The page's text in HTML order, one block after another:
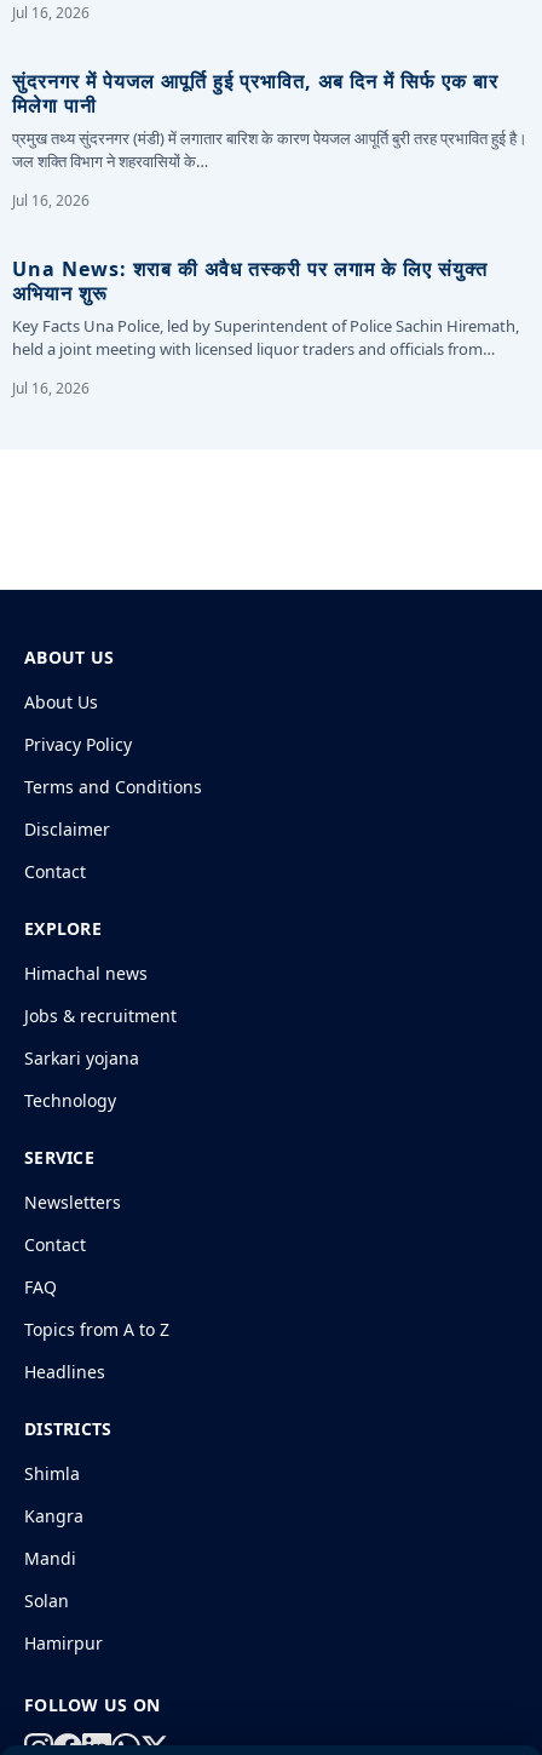
Jul 16, 2026
सुंदरनगर में पेयजल आपूर्ति हुई प्रभावित, अब दिन में सिर्फ एक बार
मिलेगा पानी
प्रमुख तथ्य सुंदरनगर (मंडी) में लगातार बारिश के कारण पेयजल आपूर्ति बुरी तरह प्रभावित हुई है।
जल शक्ति विभाग ने शहरवासियों के…
Jul 16, 2026
Una News: शराब की अवैध तस्करी पर लगाम के लिए संयुक्त
अभियान शुरू
Key Facts Una Police, led by Superintendent of Police Sachin Hiremath,
held a joint meeting with licensed liquor traders and officials from…
Jul 16, 2026
ABOUT US
About Us
Privacy Policy
Terms and Conditions
Disclaimer
Contact
EXPLORE
Himachal news
Jobs & recruitment
Sarkari yojana
Technology
SERVICE
Newsletters
Contact
FAQ
Topics from A to Z
Headlines
DISTRICTS
Shimla
Kangra
Mandi
Solan
Hamirpur
FOLLOW US ON